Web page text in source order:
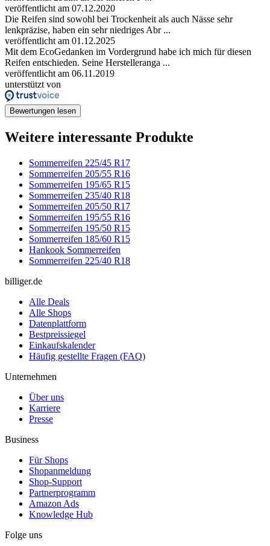
veröffentlicht am 07.12.2020
Die Reifen sind sowohl bei Trockenheit als auch Nässe sehr
lenkpräzise, haben ein sehr niedriges Abr ...
veröffentlicht am 01.12.2025
Mit dem EcoGedanken im Vordergrund habe ich mich für diesen
Reifen entschieden. Seine Herstelleranga ...
veröffentlicht am 06.11.2019
unterstützt von
Bewertungen lesen
Weitere interessante Produkte
Sommerreifen 225/45 R17
Sommerreifen 205/55 R16
Sommerreifen 195/65 R15
Sommerreifen 235/40 R18
Sommerreifen 205/50 R17
Sommerreifen 195/55 R16
Sommerreifen 195/50 R15
Sommerreifen 185/60 R15
Hankook Sommerreifen
Sommerreifen 225/40 R18
billiger.de
Alle Deals
Alle Shops
Datenplattform
Bestpreissiegel
Einkaufskalender
Häufig gestellte Fragen (FAQ)
Unternehmen
Über uns
Karriere
Presse
Business
Für Shops
Shopanmeldung
Shop-Support
Partnerprogramm
Amazon Ads
Knowledge Hub
Folge uns